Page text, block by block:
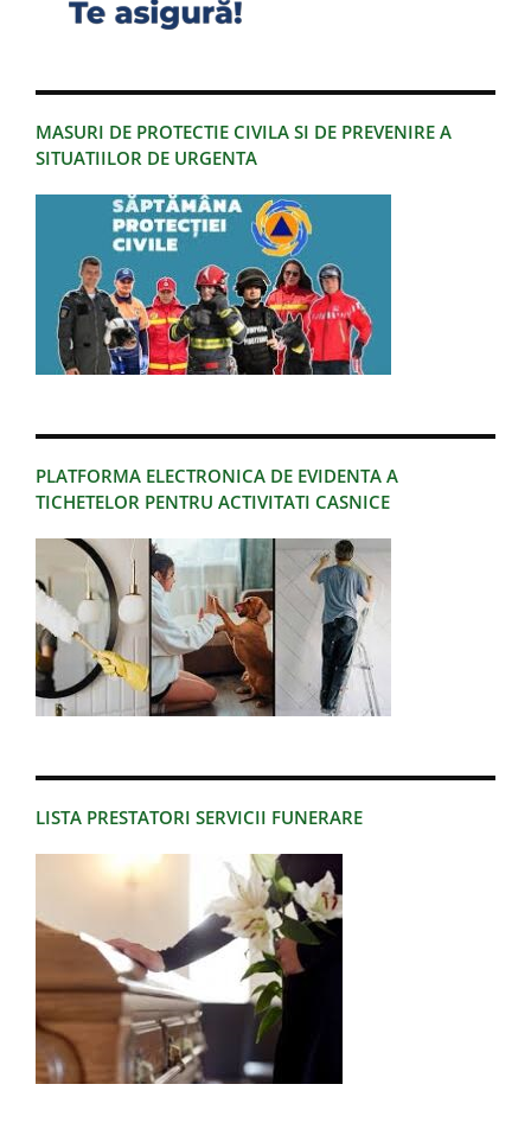
MASURI DE PROTECTIE CIVILA SI DE PREVENIRE A
SITUATIILOR DE URGENTA
PLATFORMA ELECTRONICA DE EVIDENTA A
TICHETELOR PENTRU ACTIVITATI CASNICE
LISTA PRESTATORI SERVICII FUNERARE